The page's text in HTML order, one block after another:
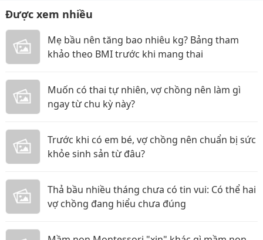
Được xem nhiều
Mẹ bầu nên tăng bao nhiêu kg? Bảng tham
khảo theo BMI trước khi mang thai
Muốn có thai tự nhiên, vợ chồng nên làm gì
ngay từ chu kỳ này?
Trước khi có em bé, vợ chồng nên chuẩn bị sức
khỏe sinh sản từ đâu?
Thả bầu nhiều tháng chưa có tin vui: Có thể hai
vợ chồng đang hiểu chưa đúng